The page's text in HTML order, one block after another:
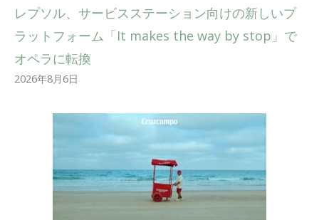
レプソル、サービスステーション向けの新しいプ
ラットフォーム「It makes the way by stop」で
オペラに転換
2026年8月6日